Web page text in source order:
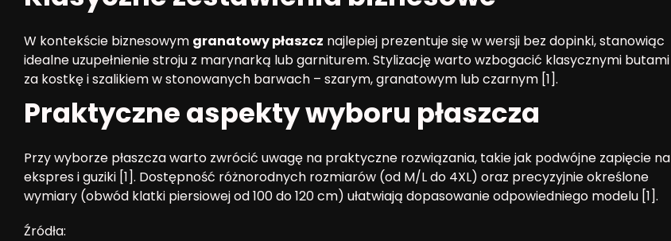
W kontekście biznesowym granatowy płaszcz najlepiej prezentuje się w wersji bez dopinki, stanowiąc
idealne uzupełnienie stroju z marynarką lub garniturem. Stylizację warto wzbogacić klasycznymi butami
za kostkę i szalikiem w stonowanych barwach – szarym, granatowym lub czarnym [1].
Praktyczne aspekty wyboru płaszcza
Przy wyborze płaszcza warto zwrócić uwagę na praktyczne rozwiązania, takie jak podwójne zapięcie na
ekspres i guziki [1]. Dostępność różnorodnych rozmiarów (od M/L do 4XL) oraz precyzyjnie określone
wymiary (obwód klatki piersiowej od 100 do 120 cm) ułatwiają dopasowanie odpowiedniego modelu [1].
Źródła: